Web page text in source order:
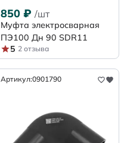
850 ₽ /шт
Муфта электросварная
ПЭ100 Дн 90 SDR11
5 2 отзыва
Артикул:0901790